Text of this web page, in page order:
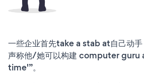
一些企业首先take a stab at自己动
声称他/她可以构建 computer guru
time'”。